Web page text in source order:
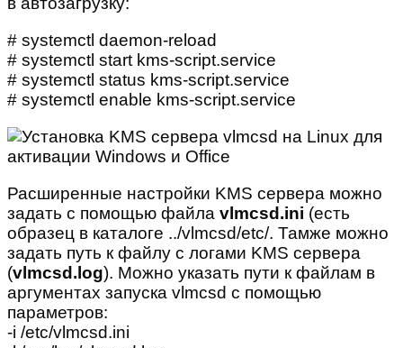
# systemctl daemon-reload
# systemctl start kms-script.service
# systemctl status kms-script.service
# systemctl enable kms-script.service
Расширенные настройки KMS сервера можно
задать с помощью файла vlmcsd.ini (есть
образец в каталоге ../vlmcsd/etc/. Тамже можно
задать путь к файлу с логами KMS сервера
(vlmcsd.log). Можно указать пути к файлам в
аргументах запуска vlmcsd с помощью
параметров:
-i /etc/vlmcsd.ini